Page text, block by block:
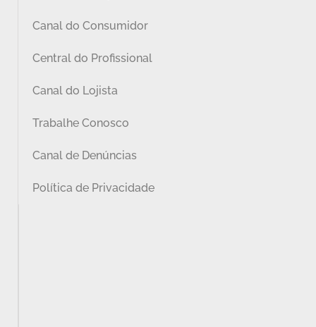
Canal do Consumidor
Central do Profissional
Canal do Lojista
Trabalhe Conosco
Canal de Denúncias
Política de Privacidade